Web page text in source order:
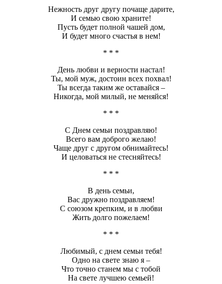
Нежность друг другу почаще дарите,
И семью свою храните!
Пусть будет полной чашей дом,
И будет много счастья в нем!
* * *
День любви и верности настал!
Ты, мой муж, достоин всех похвал!
Ты всегда таким же оставайся –
Никогда, мой милый, не меняйся!
* * *
С Днем семьи поздравляю!
Всего вам доброго желаю!
Чаще друг с другом обнимайтесь!
И целоваться не стесняйтесь!
* * *
В день семьи,
Вас дружно поздравляем!
С союзом крепким, и в любви
Жить долго пожелаем!
* * *
Любимый, с днем семьи тебя!
Одно на свете знаю я –
Что точно станем мы с тобой
На свете лучшею семьей!